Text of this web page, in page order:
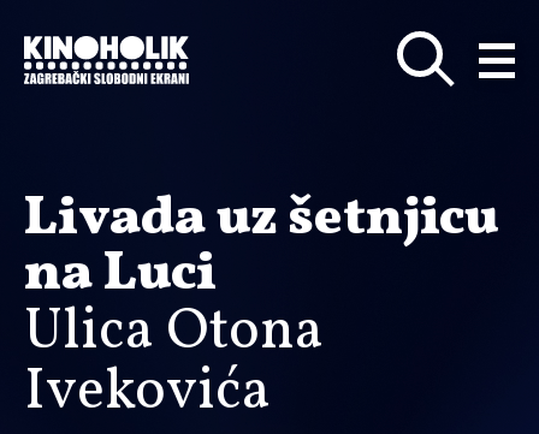
glavni
sadržaj
Livada uz šetnjicu
na Luci
Ulica Otona
Ivekovića